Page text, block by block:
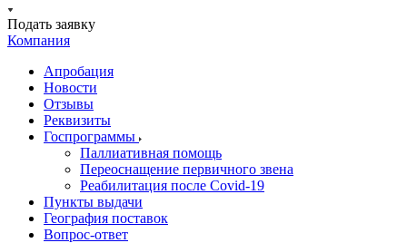
Подать заявку
Компания
Апробация
Новости
Отзывы
Реквизиты
Госпрограммы
Паллиативная помощь
Переоснащение первичного звена
Реабилитация после Covid-19
Пункты выдачи
География поставок
Вопрос-ответ